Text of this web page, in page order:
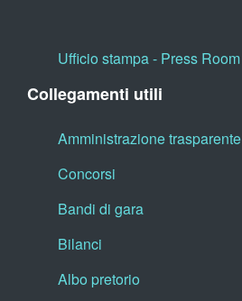
Ufficio stampa - Press Room
Collegamenti utili
Amministrazione trasparente
Concorsi
Bandi di gara
Bilanci
Albo pretorio